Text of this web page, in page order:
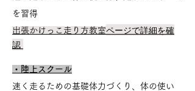
を習得
出張かけっこ走り方教室ページで詳細を確
認
・陸上スクール
速く走るための基礎体力づくり、体の使い